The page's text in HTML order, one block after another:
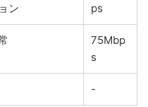
ン
ps
75Mbp
s
-